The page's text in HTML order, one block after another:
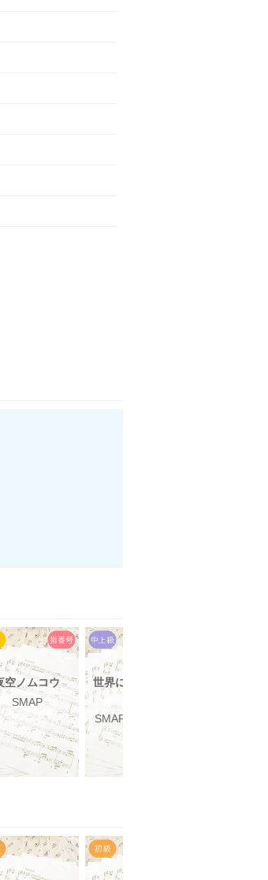
空ノムコウ
SMAP
世界に一つだけの
SMAP，槇原敬之